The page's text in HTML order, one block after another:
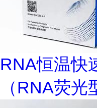
RNA恒温快
（RNA荧光